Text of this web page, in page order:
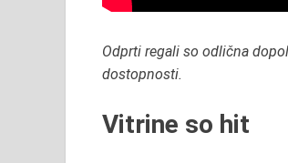
Odprti regali so odlična
dostopnosti.
Vitrine so hit